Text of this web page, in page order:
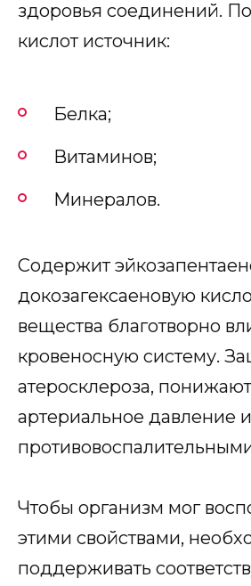
здоровья соединений.
кислот источник:
Белка;
Витаминов;
Минералов.
Содержит
докозагексаеновую
вещества благотворно
кровеносную систему.
атеросклероза, понижают
артериальное давление
Чтобы организм мог
этими свойствами,
поддерживать